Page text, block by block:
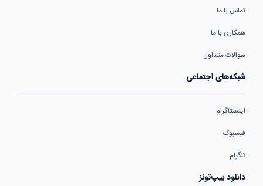
تماس با ما
همکاری با ما
سوالات متداول
شبکه‌های اجتماعی
اینستاگرام
فیسبوک
تلگرام
دانلود بیپ‌تونز